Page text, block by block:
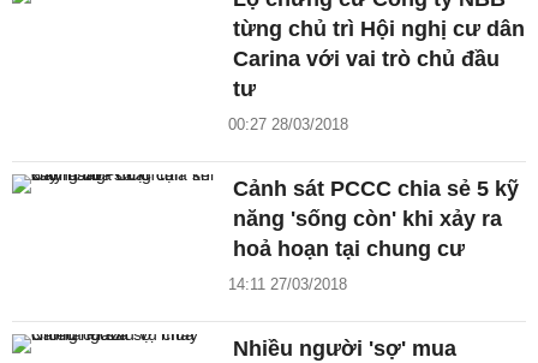
từng chủ trì Hội nghị cư dân
Carina với vai trò chủ đầu
tư
00:27 28/03/2018
Cảnh sát PCCC chia sẻ 5 kỹ
năng 'sống còn' khi xảy ra
hoả hoạn tại chung cư
14:11 27/03/2018
Nhiều người 'sợ' mua